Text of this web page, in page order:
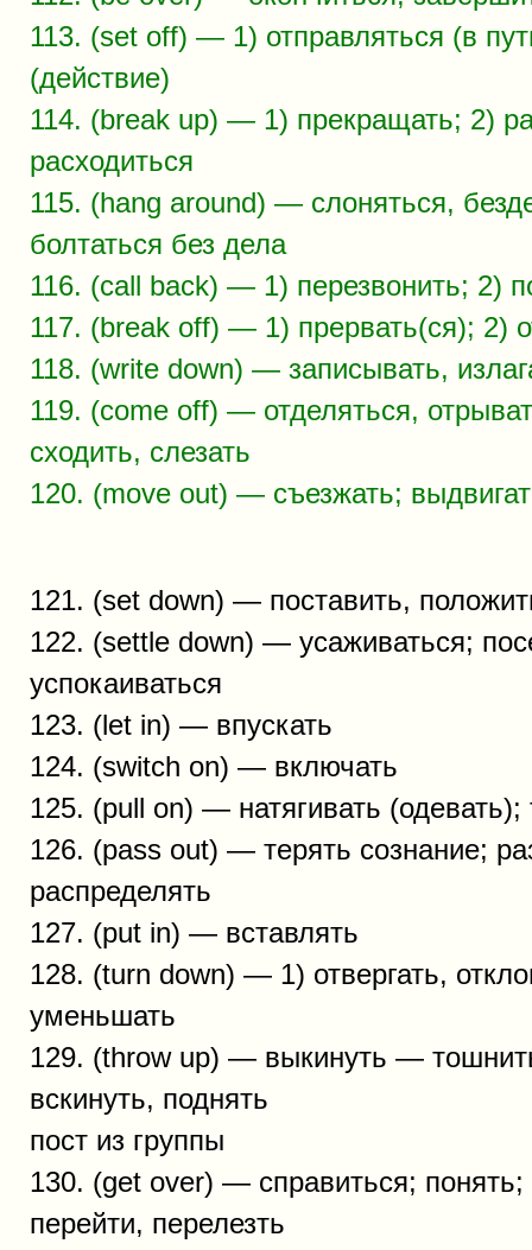
113. (set off) — 1) отправляться (в
(действие)
114. (break up) — 1) прекращать; 2)
расходиться
115. (hang around) — слоняться,
болтаться без дела
116. (call back) — 1) перезвонить; 2)
117. (break off) — 1) прервать(ся); 2)
118. (write down) — записывать,
119. (come off) — отделяться,
сходить, слезать
120. (move out) — съезжать;
121. (set down) — поставить,
122. (settle down) — усаживаться;
успокаиваться
123. (let in) — впускать
124. (switch on) — включать
125. (pull on) — натягивать (одевать);
126. (pass out) — терять сознание;
распределять
127. (put in) — вставлять
128. (turn down) — 1) отвергать,
уменьшать
129. (throw up) — выкинуть —
вскинуть, поднять
пост из группы
130. (get over) — справиться; понять;
перейти, перелезть